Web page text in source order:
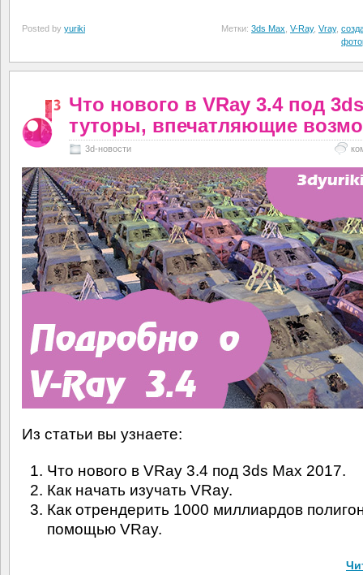
Posted by yuriki Метки: 3ds Max V-Ray, Vray,
Что нового в VRay 3.4 под
туторы, впечатляющие
3d-новости
Из статьи вы узнаете:
Что нового в VRay 3.4 под 3ds Max 2017.
Как начать изучать VRay.
Как отрендерить 1000 миллиардов
помощью VRay.